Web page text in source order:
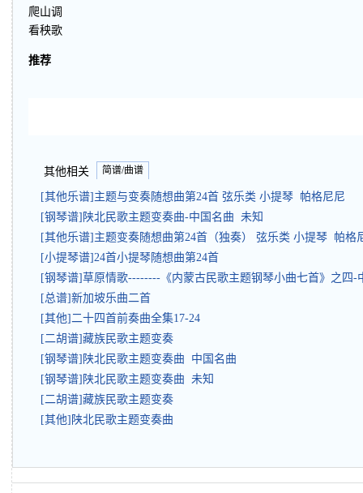
爬山调
看秧歌
推荐
其他相关 简谱/曲谱
[其他乐谱]主题与变奏随想曲第24首 弦乐类 小提琴 帕格尼尼
[钢琴谱]陕北民歌主题变奏曲-中国名曲 未知
[其他乐谱]主题变奏随想曲第24首（独奏） 弦乐类 小提琴 帕格
[小提琴谱]24首小提琴随想曲第24首
[钢琴谱]草原情歌--------《内蒙古民歌主题钢琴小曲七首》之四-
[总谱]新加坡乐曲二首
[其他]二十四首前奏曲全集17-24
[二胡谱]藏族民歌主题变奏
[钢琴谱]陕北民歌主题变奏曲 中国名曲
[钢琴谱]陕北民歌主题变奏曲 未知
[二胡谱]藏族民歌主题变奏
[其他]陕北民歌主题变奏曲